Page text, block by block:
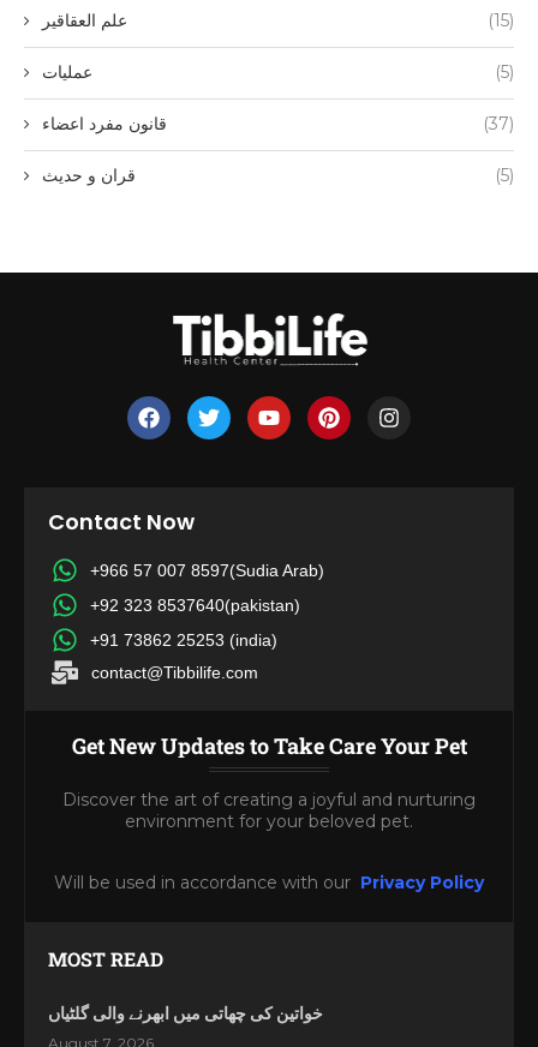
علم العقاقیر (15)
عملیات (5)
قانون مفرد اعضاء (37)
قران و حدیث (5)
Contact Now
+966 57 007 8597(Sudia Arab)
+92 323 8537640(pakistan)
+91 73862 25253 (india)
contact@Tibbilife.com
Get New Updates to Take Care Your Pet
Discover the art of creating a joyful and nurturing
environment for your beloved pet.
Will be used in accordance with our Privacy Policy
MOST READ
خواتین کی چھاتی میں ابھرنے والی گلٹیاں
August 7, 2026